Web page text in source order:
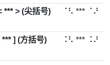
*** > (尖括号) ⠈⠣ *** ⠈⠜
*** ] (方括号) ⠨⠣ *** ⠨⠜